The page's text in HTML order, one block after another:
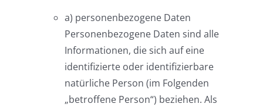
a) personenbezogene Daten
Personenbezogene Daten sind alle
Informationen, die sich auf eine
identifizierte oder identifizierbare
natürliche Person (im Folgenden
„betroffene Person“) beziehen. Als